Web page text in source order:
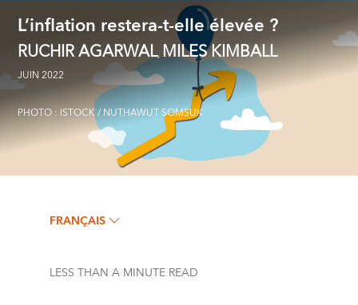
L’inflation restera-t-elle élevée ?
RUCHIR AGARWAL,MILES KIMBALL
JUIN 2022
PHOTO : ISTOCK / NUTHAWUT SOMSUK
FRANÇAIS
LESS THAN A MINUTE READ